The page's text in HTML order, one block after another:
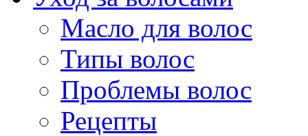
Масло для волос
Типы волос
Проблемы волос
Рецепты